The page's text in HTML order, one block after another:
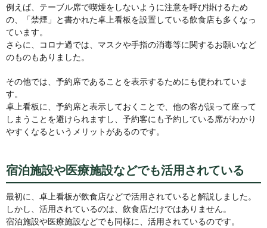
例えば、テーブル席で喫煙をしないように注意を呼び掛けるため
の、「禁煙」と書かれた卓上看板を設置している飲食店も多くなっ
ています。
さらに、コロナ過では、マスクや手指の消毒等に関するお願いなど
のものもありました。
その他では、予約席であることを表示するためにも使われていま
す。
卓上看板に、予約席と表示しておくことで、他の客が誤って座って
しまうことを避けられますし、予約客にも予約している席がわかり
やすくなるというメリットがあるのです。
宿泊施設や医療施設などでも活用されている
最初に、卓上看板が飲食店などで活用されていると解説しました。
しかし、活用されているのは、飲食店だけではありません。
宿泊施設や医療施設などでも同様に、活用されているのです。